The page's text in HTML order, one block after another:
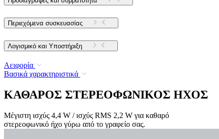
Περιεχόμενα συσκευασίας
Λογισμικό και Υποστήριξη
Αειφορία
Βασικά χαρακτηριστικά
ΚΑΘΑΡΟΣ ΣΤΕΡΕΟΦΩΝΙΚΟΣ ΗΧΟΣ
Μέγιστη ισχύς 4,4 W / ισχύς RMS 2,2 W για καθαρό
στερεοφωνικό ήχο γύρω από το γραφείο σας.